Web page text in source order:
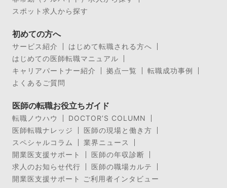
スポット求人から探す
初めての方へ
サービス紹介
はじめて転職される方へ
はじめての医師転職マニュアル
キャリアパートナー紹介
拠点一覧
転職成功事例
よくあるご質問
医師の転職お役立ちガイド
転職ノウハウ
DOCTOR’S COLUMN
医師転職ナレッジ
医師の現場と働き方
スペシャルコラム
業界ニュース
開業医支援サポート
医師の年収診断
求人のお知らせ代行
医師の職場カルテ
開業医支援サポート ご利用者インタビュー